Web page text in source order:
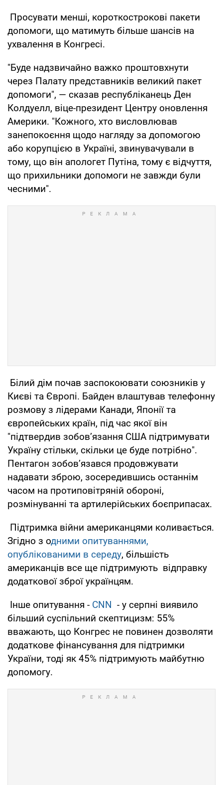
Просувати менші, короткострокові пакети
допомоги, що матимуть більше шансів на
ухвалення в Конгресі.
"Буде надзвичайно важко проштовхнути
через Палату представників великий пакет
допомоги", — сказав республіканець Ден
Колдуелл, віце-президент Центру оновлення
Америки. "Кожного, хто висловлював
занепокоєння щодо нагляду за допомогою
або корупцією в Україні, звинувачували в
тому, що він апологет Путіна, тому є відчуття,
що прихильники допомоги не завжди були
чесними".
Білий дім почав заспокоювати союзників у
Києві та Європі. Байден влаштував телефонну
розмову з лідерами Канади, Японії та
європейських країн, під час якої він
"підтвердив зобов’язання США підтримувати
Україну стільки, скільки це буде потрібно".
Пентагон зобов’язався продовжувати
надавати зброю, зосередившись останнім
часом на протиповітряній обороні,
розмінуванні та артилерійських боєприпасах.
Підтримка війни американцями коливається.
Згідно з одними опитуваннями,
опублікованими в середу, більшість
американців все ще підтримують відправку
додаткової зброї українцям.
Інше опитування - CNN - у серпні виявило
більший суспільний скептицизм: 55%
вважають, що Конгрес не повинен дозволяти
додаткове фінансування для підтримки
України, тоді як 45% підтримують майбутню
допомогу.